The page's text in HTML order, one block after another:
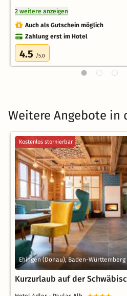
2 weitere anzeigen
Auch als Gutschein möglich
Zahlung erst im Hotel
4.5 /5.0
Weitere Angebote in
Kostenlos stornierbar
Ehingen (Donau), Baden-Württemberg
Kurzurlaub auf der